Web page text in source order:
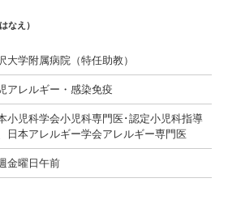
なえ）
大学附属病院（特任助教）
アレルギー・感染免疫
小児科学会小児科専門医･認定小児科指導
日本アレルギー学会アレルギー専門医
金曜日午前